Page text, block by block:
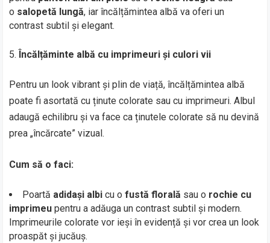
o salopetă lungă, iar încălțămintea albă va oferi un
contrast subtil și elegant.
Încălțăminte albă cu imprimeuri și culori vii
Pentru un look vibrant și plin de viață, încălțămintea albă
poate fi asortată cu ținute colorate sau cu imprimeuri. Albul
adaugă echilibru și va face ca ținutele colorate să nu devină
prea „încărcate” vizual.
Cum să o faci:
Poartă adidași albi cu ofustă florală sau o rochie cu
imprimeu pentru a adăuga un contrast subtil și modern.
Imprimeurile colorate vor ieși în evidență și vor crea un look
proaspăt și jucăuș.